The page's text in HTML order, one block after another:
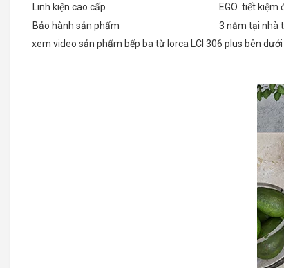
Linh kiện cao cấp
EGO tiết kiệm
Bảo hành sản phẩm
3 năm tại nhà
xem video sản phẩm bếp ba từ lorca LCI 306 plus bên dưới